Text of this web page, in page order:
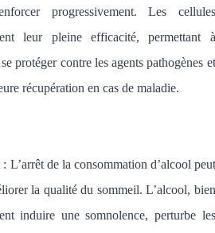
progressivement. Les cellules
leur pleine efficacité, permettant à
protéger contre les agents pathogènes et
récupération en cas de maladie.
: L’arrêt de la consommation d’alcool peut
la qualité du sommeil. L’alcool, bien
induire une somnolence, perturbe les